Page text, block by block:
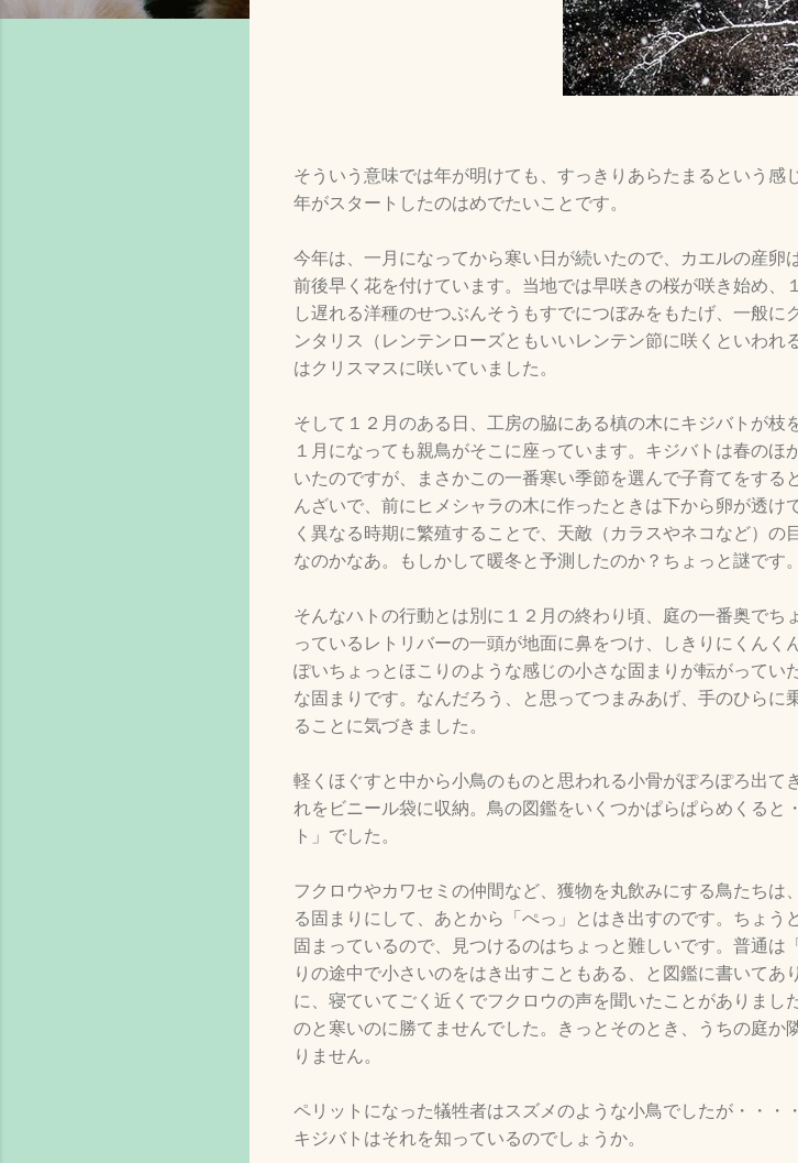
そういう意味では年が明けても、すっきりあらたまるという感
年がスタートしたのはめでたいことです。
今年は、一月になってから寒い日が続いたので、カエルの産卵
前後早く花を付けています。当地では早咲きの桜が咲き始め
し遅れる洋種のせつぶんそうもすでにつぼみをもたげ、一般
ンタリス（レンテンローズともいいレンテン節に咲くといわ
はクリスマスに咲いていました。
そして１２月のある日、工房の脇にある槙の木にキジバトが枝
１月になっても親鳥がそこに座っています。キジバトは春の
いたのですが、まさかこの一番寒い季節を選んで子育てをす
んざいで、前にヒメシャラの木に作ったときは下から卵が透
く異なる時期に繁殖することで、天敵（カラスやネコなど）
なのかなあ。もしかして暖冬と予測したのか？ちょっと謎です。
そんなハトの行動とは別に１２月の終わり頃、庭の一番奥で
っているレトリバーの一頭が地面に鼻をつけ、しきりにくん
ぽいちょっとほこりのような感じの小さな固まりが転がってい
な固まりです。なんだろう、と思ってつまみあげ、手のひら
ることに気づきました。
軽くほぐすと中から小鳥のものと思われる小骨がぽろぽろ出
れをビニール袋に収納。鳥の図鑑をいくつかぱらぱらめくると
ト」でした。
フクロウやカワセミの仲間など、獲物を丸飲みにする鳥たち
る固まりにして、あとから「ぺっ」とはき出すのです。ちょ
固まっているので、見つけるのはちょっと難しいです。普通
りの途中で小さいのをはき出すこともある、と図鑑に書いて
に、寝ていてごく近くでフクロウの声を聞いたことがありま
のと寒いのに勝てませんでした。きっとそのとき、うちの庭
りません。
ペリットになった犠牲者はスズメのような小鳥でしたが・・・・
キジバトはそれを知っているのでしょうか。